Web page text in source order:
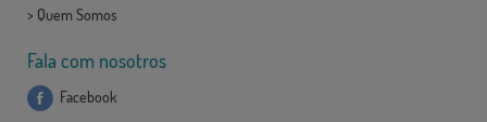
> Quem Somos
Fala com nosotros
Facebook